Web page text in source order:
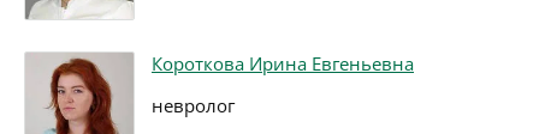
Короткова Ирина Евгеньевна
невролог